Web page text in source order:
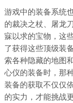
游戏中的装备系统
的裁决之杖、屠龙
寐以求的宝物，这
了获得这些顶级装
索各种隐藏的地图
心仪的装备时，那
装备的获取不仅仅
的实力，才能挑战